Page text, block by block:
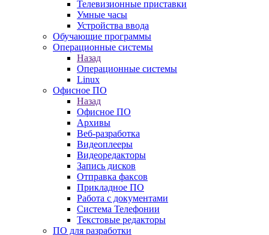
Телевизионные приставки
Умные часы
Устройства ввода
Обучающие программы
Операционные системы
Назад
Операционные системы
Linux
Офисное ПО
Назад
Офисное ПО
Архивы
Веб-разработка
Видеоплееры
Видеоредакторы
Запись дисков
Отправка факсов
Прикладное ПО
Работа с документами
Система Телефонии
Текстовые редакторы
ПО для разработки